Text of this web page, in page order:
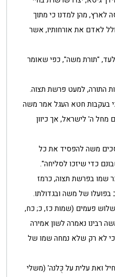
לארץ, מהן למדנו כי מתוך
לאדם את אורחותיו, אשר
"תורת משה", כפי שאומר
התורה, למעט פרשת תצוה.
בעקבות חטא העגל אמר משה
ה' לישראל, אך כיוון
משה להפסיד את כל
כדי שיזכו לסליחה".
שמו בפרשת תצוה, כרמז
של משה ובגדולתו.
פעמים (שמות כז, כ; כח,
רבינו נאמרה לשון אמירה
כי לא רק שלא נמחה שמו של
ואת עלית על כֻּלנה' (משלי